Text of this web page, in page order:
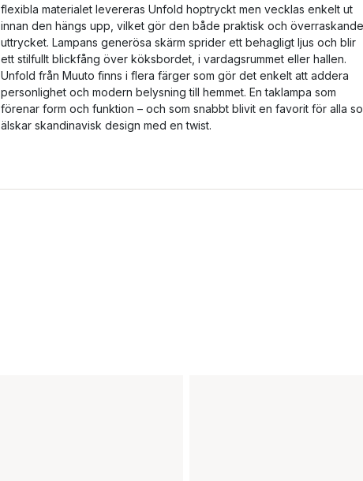
flexibla materialet levereras Unfold hoptryckt men vecklas enkelt ut
innan den hängs upp, vilket gör den både praktisk och
uttrycket. Lampans generösa skärm sprider ett behagligt ljus och blir
ett stilfullt blickfång över köksbordet, i vardagsrummet eller hallen.
Unfold från Muuto finns i flera färger som gör det enkelt att addera
personlighet och modern belysning till hemmet. En taklampa som
förenar form och funktion – och som snabbt blivit en favorit för alla
älskar skandinavisk design med en twist.